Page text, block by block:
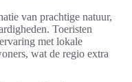
van prachtige natuur,
Toeristen
met lokale
wat de regio extra